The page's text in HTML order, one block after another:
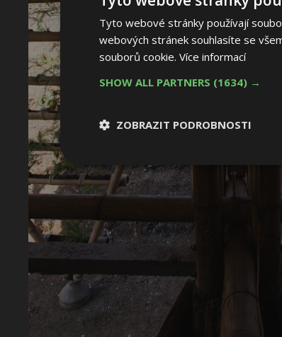
Tyto webové stránky používají
webových stránek souhlasíte se
souborů cookie. Více informací
SHOW ALL PARTNERS (1634) →
ZOBRAZIT PODROBNOSTI
Nezbytně nutné
soubory
soubory
Nezbytně nutné soubory Výkonové
Nezbytně nutné soubory cookie umožňují
Webové stránky nelze bez nezbytně nutných